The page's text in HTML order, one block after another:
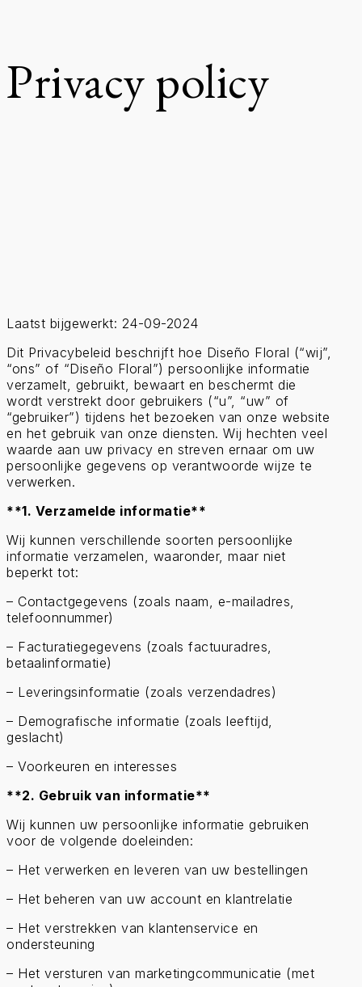
Privacy policy
Laatst bijgewerkt: 24-09-2024
Dit Privacybeleid beschrijft hoe Diseño Floral (“wij”,
“ons” of “Diseño Floral”) persoonlijke informatie
verzamelt, gebruikt, bewaart en beschermt die
wordt verstrekt door gebruikers (“u”, “uw” of
“gebruiker”) tijdens het bezoeken van onze website
en het gebruik van onze diensten. Wij hechten veel
waarde aan uw privacy en streven ernaar om uw
persoonlijke gegevens op verantwoorde wijze te
verwerken.
**1. Verzamelde informatie**
Wij kunnen verschillende soorten persoonlijke
informatie verzamelen, waaronder, maar niet
beperkt tot:
– Contactgegevens (zoals naam, e-mailadres,
telefoonnummer)
– Facturatiegegevens (zoals factuuradres,
betaalinformatie)
– Leveringsinformatie (zoals verzendadres)
– Demografische informatie (zoals leeftijd,
geslacht)
– Voorkeuren en interesses
**2. Gebruik van informatie**
Wij kunnen uw persoonlijke informatie gebruiken
voor de volgende doeleinden:
– Het verwerken en leveren van uw bestellingen
– Het beheren van uw account en klantrelatie
– Het verstrekken van klantenservice en
ondersteuning
– Het versturen van marketingcommunicatie (met